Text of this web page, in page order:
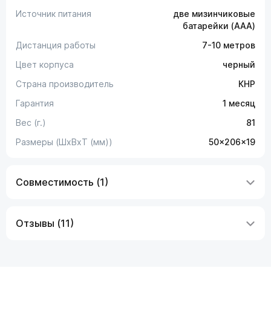
Источник питания
две мизинчиковые
батарейки (AAA)
Дистанция работы
7-10 метров
Цвет корпуса
черный
Страна производитель
КНР
Гарантия
1 месяц
Вес (г.)
81
Размеры (ШxВxТ (мм))
50x206x19
Совместимость (1)
Отзывы (11)